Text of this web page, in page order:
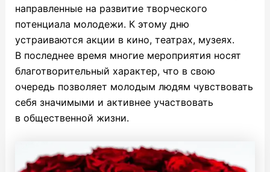
направленные на развитие творческого
потенциала молодежи. К этому дню
устраиваются акции в кино, театрах, музеях.
В последнее время многие мероприятия носят
благотворительный характер, что в свою
очередь позволяет молодым людям чувствовать
себя значимыми и активнее участвовать
в общественной жизни.